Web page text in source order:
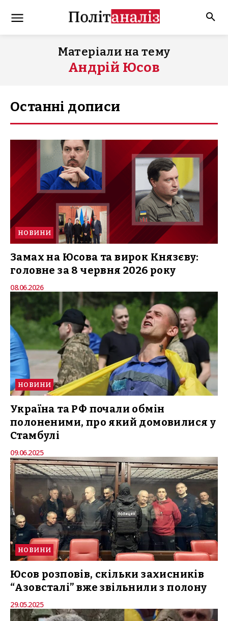
Матеріали на тему
Андрій Юсов
Останні дописи
НОВИНИ
Замах на Юсова та вирок Князєву:
головне за 8 червня 2026 року
08.06.2026
НОВИНИ
Україна та РФ почали обмін
полоненими, про який домовилися у
Стамбулі
09.06.2025
НОВИНИ
Юсов розповів, скільки захисників
“Азовсталі” вже звільнили з полону
29.05.2025